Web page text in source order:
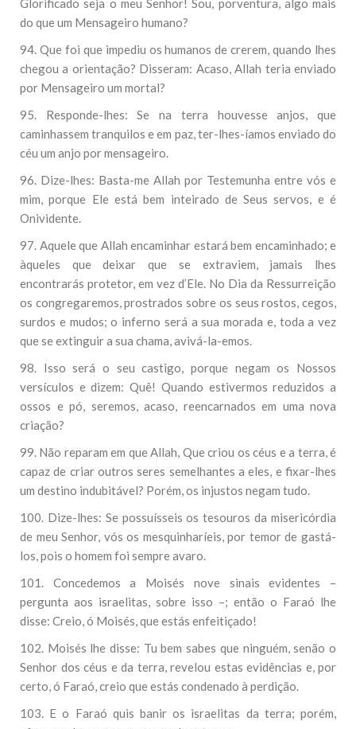
Glorificado seja o meu Senhor! Sou, porventura, algo mais
do que um Mensageiro humano?
94. Que foi que impediu os humanos de crerem, quando lhes
chegou a orientação? Disseram: Acaso, Allah teria enviado
por Mensageiro um mortal?
95. Responde-lhes: Se na terra houvesse anjos, que
caminhassem tranquilos e em paz, ter-lhes-íamos enviado do
céu um anjo por mensageiro.
96. Dize-lhes: Basta-me Allah por Testemunha entre vós e
mim, porque Ele está bem inteirado de Seus servos, e é
Onividente.
97. Aquele que Allah encaminhar estará bem encaminhado; e
àqueles que deixar que se extraviem, jamais lhes
encontrarás protetor, em vez d’Ele. No Dia da Ressurreição
os congregaremos, prostrados sobre os seus rostos, cegos,
surdos e mudos; o inferno será a sua morada e, toda a vez
que se extinguir a sua chama, avivá-la-emos.
98. Isso será o seu castigo, porque negam os Nossos
versículos e dizem: Quê! Quando estivermos reduzidos a
ossos e pó, seremos, acaso, reencarnados em uma nova
criação?
99. Não reparam em que Allah, Que criou os céus e a terra, é
capaz de criar outros seres semelhantes a eles, e fixar-lhes
um destino indubitável? Porém, os injustos negam tudo.
100. Dize-lhes: Se possuísseis os tesouros da misericórdia
de meu Senhor, vós os mesquinharíeis, por temor de gastá-
los, pois o homem foi sempre avaro.
101. Concedemos a Moisés nove sinais evidentes –
pergunta aos israelitas, sobre isso –; então o Faraó lhe
disse: Creio, ó Moisés, que estás enfeitiçado!
102. Moisés lhe disse: Tu bem sabes que ninguém, senão o
Senhor dos céus e da terra, revelou estas evidências e, por
certo, ó Faraó, creio que estás condenado à perdição.
103. E o Faraó quis banir os israelitas da terra; porém,